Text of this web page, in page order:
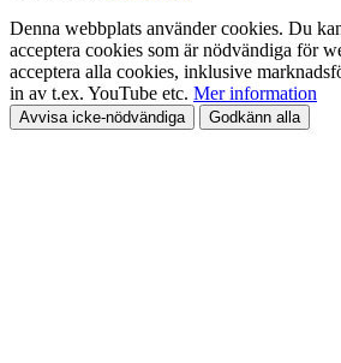
Denna webbplats använder cookies. Du
acceptera cookies som är nödvändiga för
acceptera alla cookies, inklusive
in av t.ex. YouTube etc. Mer information
Avvisa icke-nödvändiga Godkänn alla